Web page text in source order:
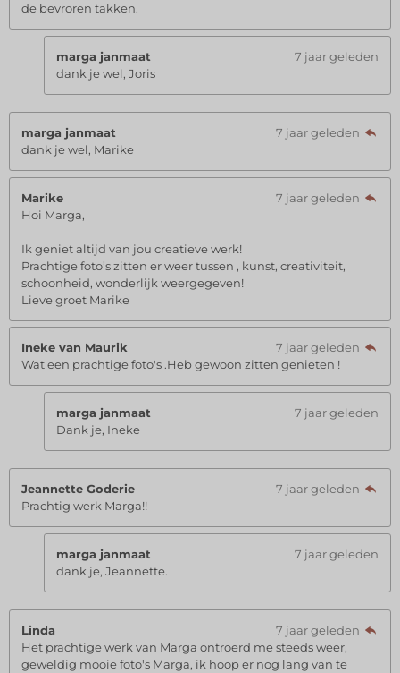
de bevroren takken.
marga janmaat
7 jaar geleden
dank je wel, Joris
marga janmaat
7 jaar geleden
dank je wel, Marike
Marike
7 jaar geleden
Hoi Marga,
Ik geniet altijd van jou creatieve werk!
Prachtige foto’s zitten er weer tussen , kunst, creativiteit,
schoonheid, wonderlijk weergegeven!
Lieve groet Marike
Ineke van Maurik
7 jaar geleden
Wat een prachtige foto's .Heb gewoon zitten genieten !
marga janmaat
7 jaar geleden
Dank je, Ineke
Jeannette Goderie
7 jaar geleden
Prachtig werk Marga!!
marga janmaat
7 jaar geleden
dank je, Jeannette.
Linda
7 jaar geleden
Het prachtige werk van Marga ontroerd me steeds weer,
geweldig mooie foto's Marga, ik hoop er nog lang van te